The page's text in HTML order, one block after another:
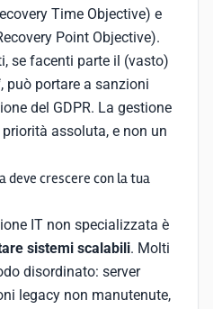
Time Objective) e
Point Objective).
se facenti parte il (vasto)
, può portare a sanzioni
del GDPR. La gestione
assoluta, e non un
crescere con la tua
IT non specializzata è
sistemi scalabili. Molti
disordinato: server
legacy non manutenute,